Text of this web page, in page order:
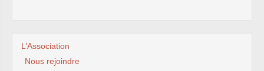
L’Association
Nous rejoindre